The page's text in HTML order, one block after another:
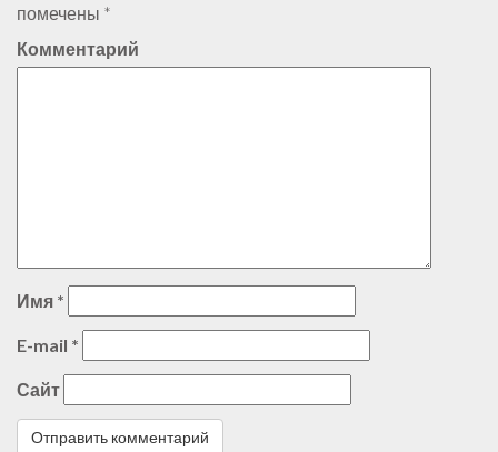
помечены *
Комментарий
Имя *
E-mail *
Сайт